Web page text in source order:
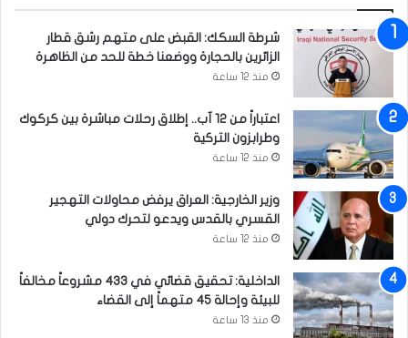
ا
و
د
ا
ل
س
ا
ب
ق
ر
ا
س
ل
إ
ع
د
ا
د
ي
ة
شرطة السكك: القبض على متهم رشق قطار
الزائرين بالحجارة ووضعنا خطة للحد من الظاهرة
منذ 12 ساعة
اعتباراً من 12 آب.. إطلاق رحلات مباشرة بين كركوك
وطرابزون التركية
منذ 12 ساعة
وزير الخارجية: العراق يرفض محاولات التهجير
القسري بالقدس ويدعو لتحرك دولي
منذ 12 ساعة
الداخلية: تحقيق قضائي في 433 مشروعاً مخالفاً
للبيئة وإحالة 45 متهماً إلى القضاء
منذ 13 ساعة